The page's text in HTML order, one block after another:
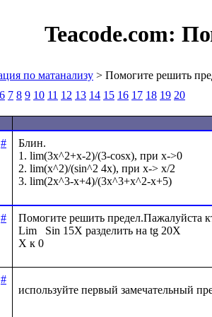
Teacode.com:
по матанализу > Помогите решить
6 7 8 9 10 11 12 13 14 15 16 17 18 19 20
#
Блин.
1. lim(3x^2+x-2)/(3-cosx), при x->0
2. lim(x^2)/(sin^2 4x), при x-> x/2
#
Помогите решить предел.Пажалуйста
Lim   Sin 15X разделить на tg 20X
#
используйте первый замечательный